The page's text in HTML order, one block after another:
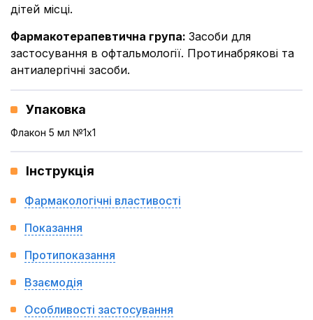
дітей місці.
Фармакотерапевтична група: Засоби для
застосування в офтальмології. Протинабрякові та
антиалергічні засоби.
Упаковка
Флакон 5 мл №1x1
Інструкція
Фармакологічні властивості
Показання
Протипоказання
Взаємодія
Особливості застосування